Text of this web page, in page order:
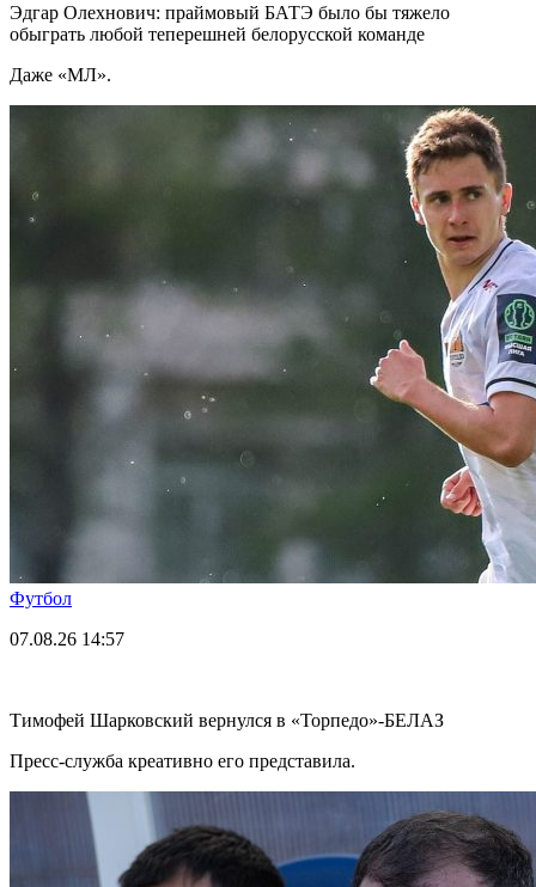
Эдгар Олехнович: праймовый БАТЭ было бы тяжело
обыграть любой теперешней белорусской команде
Даже «МЛ».
Футбол
07.08.26 14:57
Тимофей Шарковский вернулся в «Торпедо»-БЕЛАЗ
Пресс-служба креативно его представила.